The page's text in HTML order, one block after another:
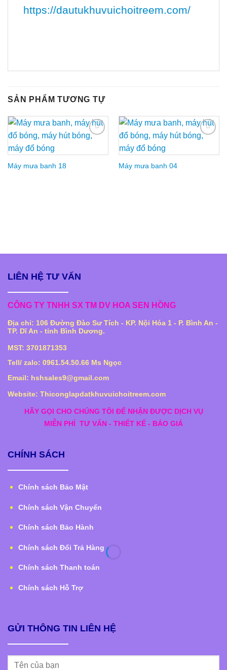
https://dautukhuvuichoitreem.com/
SẢN PHẨM TƯƠNG TỰ
Add to
Máy mưa banh 18
Add to
Máy mưa banh 04
LIÊN HỆ TƯ VẤN
CÔNG TY TNHH SX TM DV HOA SEN HỒNG
Địa chỉ: 106 Đường Đào Sư Tích - KP. Nội Hóa 1 - P. Bình An -
TP. Dĩ An - tỉnh Bình Dương.
MST: 3701871353
Tell/ zalo: 0961.54.50.66 Ms Ngọc
Email: hshsales9@gmail.com
Website: Thiconglapdatkhuvuichoitreem.com
HÃY GỌI CHO CHÚNG TÔI ĐỂ NHẬN ĐƯỢC DỊCH VỤ
MIỄN PHÍ TƯ VẤN - THIẾT KẾ - BÁO GIÁ
CHÍNH SÁCH
Chính sách Bảo Mật
Chính sách Vận Chuyển
Chính sách Bảo Hành
Chính sách Đổi Trả Hàng
Chính sách Thanh toán
Chính sách Hỗ Trợ
GỬI THÔNG TIN LIÊN HỆ